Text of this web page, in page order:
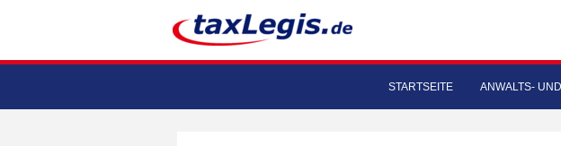
STARTSEITE ANWALTS-